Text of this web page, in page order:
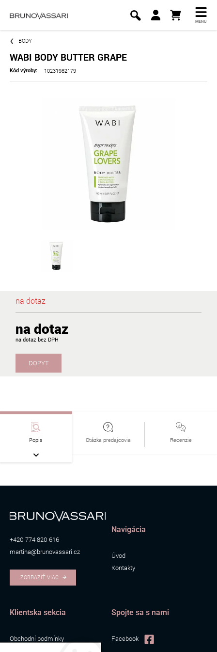
MENU
BODY
WABI BODY BUTTER GRAPE
Kód výroby: 10231982179
na dotaz
na dotaz
na dotaz
DOPYT
Popis Otázka predajcovia Recenzie
+420 774 820 616
martina@brunovassari.cz
ZOBRAZIŤ VIAC
Navigácia
Úvod
Kontakty
Klientska sekcia
Obchodní podmínky
Spojte sa s nami
Facebook